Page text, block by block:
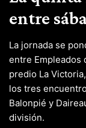
entre
La jornada se
entre Empleados
predio La
los tres
Balonpié y
división.